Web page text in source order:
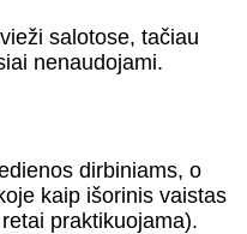
salotose, tačiau
nenaudojami.
dirbiniams, o
kaip išorinis vaistas
praktikuojama).